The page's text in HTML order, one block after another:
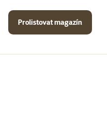
Prolistovat magazín